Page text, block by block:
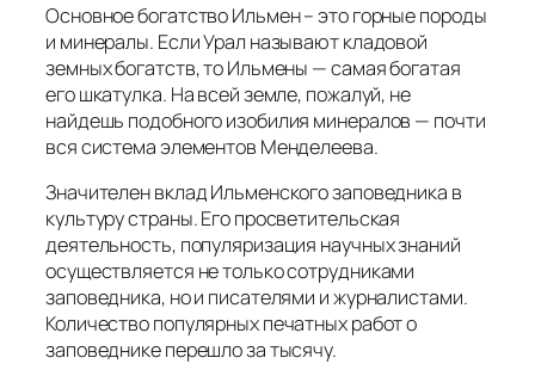
Основное богатство Ильмен – это горные породы
и минералы. Если Урал называют кладовой
земных богатств, то Ильмены — самая богатая
его шкатулка. На всей земле, пожалуй, не
найдешь подобного изобилия минералов — почти
вся система элементов Менделеева.
Значителен вклад Ильменского заповедника в
культуру страны. Его просветительская
деятельность, популяризация научных знаний
осуществляется не только сотрудниками
заповедника, но и писателями и журналистами.
Количество популярных печатных работ о
заповеднике перешло за тысячу.